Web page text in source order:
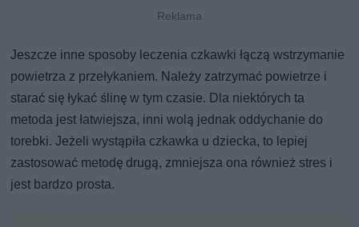
Jeszcze inne sposoby leczenia czkawki łączą wstrzymanie
powietrza z przełykaniem. Należy zatrzymać powietrze i
starać się łykać ślinę w tym czasie. Dla niektórych ta
metoda jest łatwiejsza, inni wolą jednak oddychanie do
torebki. Jeżeli wystąpiła czkawka u dziecka, to lepiej
zastosować metodę drugą, zmniejsza ona również stres i
jest bardzo prosta.